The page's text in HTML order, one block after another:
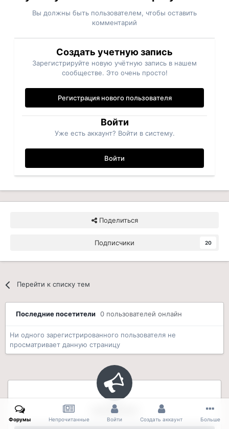
Вы должны быть пользователем, чтобы оставить
комментарий
Создать учетную запись
Зарегистрируйте новую учётную запись в нашем
сообществе. Это очень просто!
Регистрация нового пользователя
Войти
Уже есть аккаунт? Войти в систему.
Войти
Поделиться
Подписчики 20
Перейти к списку тем
Последние посетители 0 пользователей онлайн
Ни одного зарегистрированного пользователя не
просматривает данную страницу
ОБЪЯВЛЕНИЯ
Форумы Непрочитанные Войти Создать аккаунт Больше